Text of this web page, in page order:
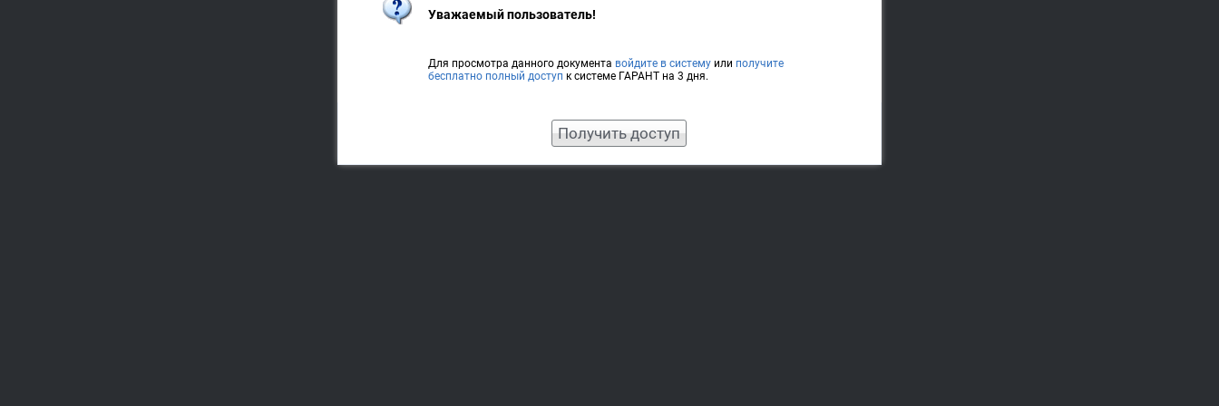
Уважаемый пользователь!
Для просмотра данного документа войдите в систему или получите
бесплатно полный доступ к системе ГАРАНТ на 3 дня.
Получить доступ